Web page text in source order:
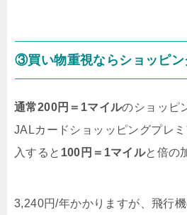
③買い物重視ならショッピン
通常200円＝1マイルのショッピ
JALカードショッッピングプレ
入すると 100円＝1マイルと倍の
3,240円/年かかりますが、飛行